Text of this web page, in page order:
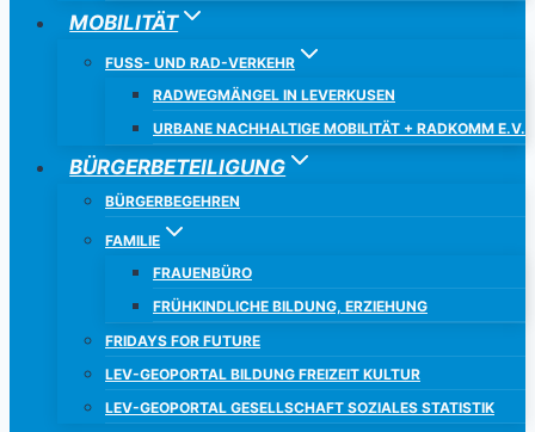
MOBILITÄT
FUSS- UND RAD-VERKEHR
RADWEGMÄNGEL IN LEVERKUSEN
URBANE NACHHALTIGE MOBILITÄT + RADKOMM E.V.
BÜRGERBETEILIGUNG
BÜRGERBEGEHREN
FAMILIE
FRAUENBÜRO
FRÜHKINDLICHE BILDUNG, ERZIEHUNG
FRIDAYS FOR FUTURE
LEV-GEOPORTAL BILDUNG FREIZEIT KULTUR
LEV-GEOPORTAL GESELLSCHAFT SOZIALES STATISTIK